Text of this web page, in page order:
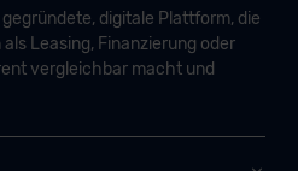
digitale Plattform, die
Leasing, Finanzierung oder
vergleichbar macht und